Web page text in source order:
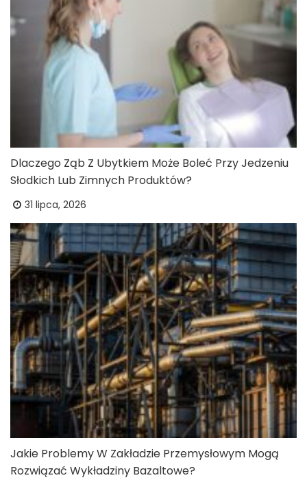
Dlaczego Ząb Z Ubytkiem Może Boleć Przy Jedzeniu
Słodkich Lub Zimnych Produktów?
31 lipca, 2026
Jakie Problemy W Zakładzie Przemysłowym Mogą
Rozwiązać Wykładziny Bazaltowe?